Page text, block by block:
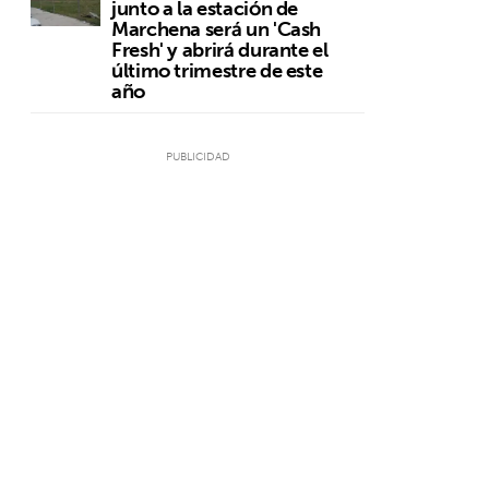
junto a la estación de
Marchena será un 'Cash
Fresh' y abrirá durante el
último trimestre de este
año